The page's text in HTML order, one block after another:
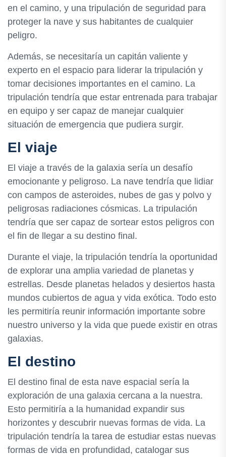
en el camino, y una tripulación de seguridad para
proteger la nave y sus habitantes de cualquier
peligro.
Además, se necesitaría un capitán valiente y
experto en el espacio para liderar la tripulación y
tomar decisiones importantes en el camino. La
tripulación tendría que estar entrenada para trabajar
en equipo y ser capaz de manejar cualquier
situación de emergencia que pudiera surgir.
El viaje
El viaje a través de la galaxia sería un desafío
emocionante y peligroso. La nave tendría que lidiar
con campos de asteroides, nubes de gas y polvo y
peligrosas radiaciones cósmicas. La tripulación
tendría que ser capaz de sortear estos peligros con
el fin de llegar a su destino final.
Durante el viaje, la tripulación tendría la oportunidad
de explorar una amplia variedad de planetas y
estrellas. Desde planetas helados y desiertos hasta
mundos cubiertos de agua y vida exótica. Todo esto
les permitiría reunir información importante sobre
nuestro universo y la vida que puede existir en otras
galaxias.
El destino
El destino final de esta nave espacial sería la
exploración de una galaxia cercana a la nuestra.
Esto permitiría a la humanidad expandir sus
horizontes y descubrir nuevas formas de vida. La
tripulación tendría la tarea de estudiar estas nuevas
formas de vida en profundidad, catalogar sus